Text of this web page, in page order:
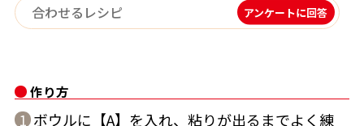
アンケートに回答
作り方
1 ボウルに【A】を入れ、粘りが出るまでよく練